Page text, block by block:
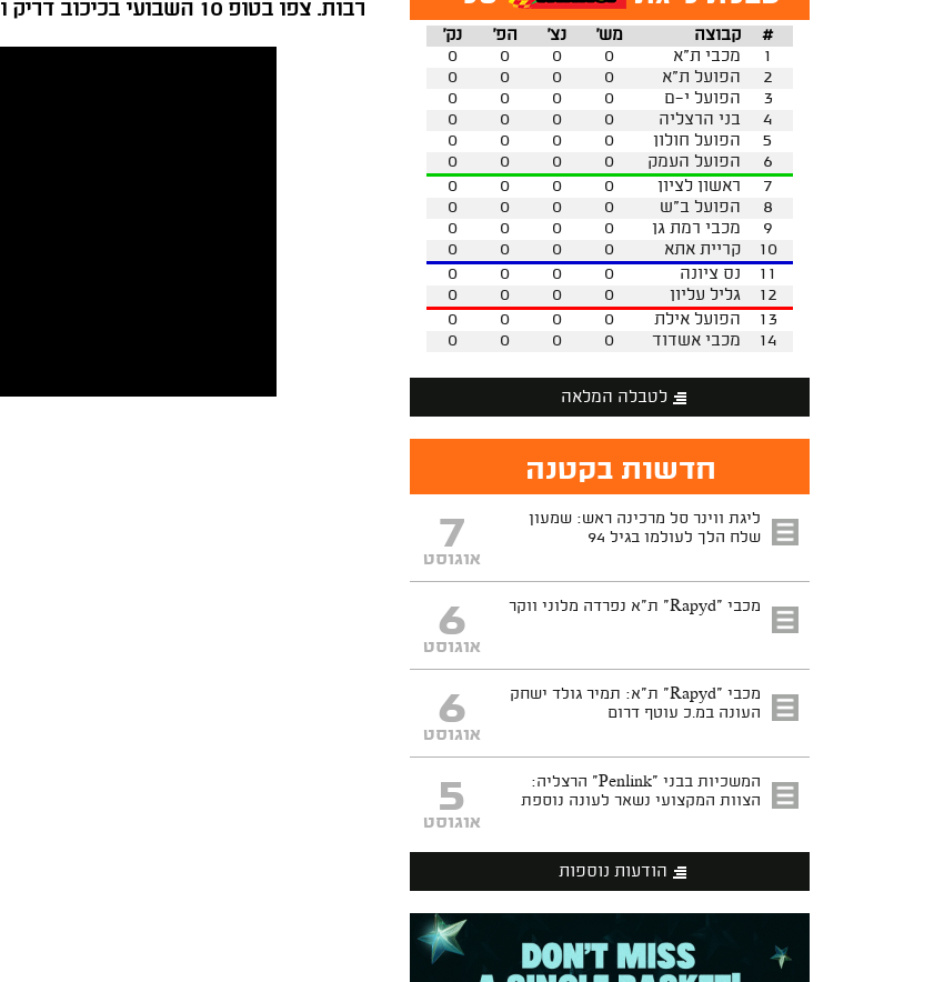
רבות. צפו בטופ 10 השבועי בכיכוב דריק וויליאמס, ג'יי.פי טוקוטו וג'יילן אדאמס
נק' הפ' נצ' מש' קבוצה
#
0
0 0 0 מכבי ת"א
1
0
0 0 0 הפועל ת"א
2
0
0 0 0 הפועל י-ם
3
0
0 0 0 בני הרצליה
4
0
0 0 0 הפועל חולון
5
0
0 0 0 הפועל העמק
6
0
0 0 0 ראשון לציון
7
0
0 0 0 הפועל ב"ש
8
0
0 0 0 מכבי רמת גן
9
0
0 0 0 קריית אתא
10
0
0 0 0 נס ציונה
11
0
0 0 0 גליל עליון
12
0
0 0 0 הפועל אילת
13
0
0 0 0 מכבי אשדוד 14
לטבלה המלאה
חדשות בקטנה
ליגת ווינר סל מרכינה ראש: שמעון
שלח הלך לעולמו בגיל 94
7
אוגוסט
מכבי "Rapyd" ת"א נפרדה מלוני ווקר 6
אוגוסט
מכבי "Rapyd" ת"א: תמיר גולד ישחק
העונה במ.כ עוטף דרום
6
אוגוסט
המשכיות בבני "Penlink" הרצליה:
הצוות המקצועי נשאר לעונה נוספת
5
אוגוסט
הודעות נוספות